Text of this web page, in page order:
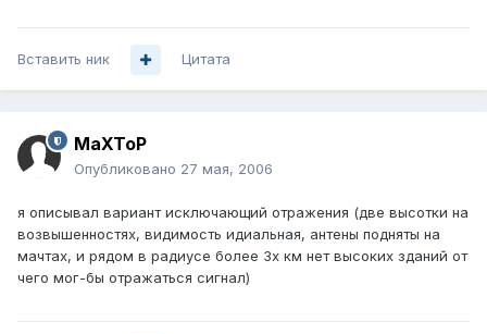
Вставить ник Цитата
MaXToP
Опубликовано 27 мая, 2006
я описывал вариант исключающий отражения (две высотки на
возвышенностях, видимость идиальная, антены подняты на
мачтах, и рядом в радиусе более 3х км нет высоких зданий от
чего мог-бы отражаться сигнал)